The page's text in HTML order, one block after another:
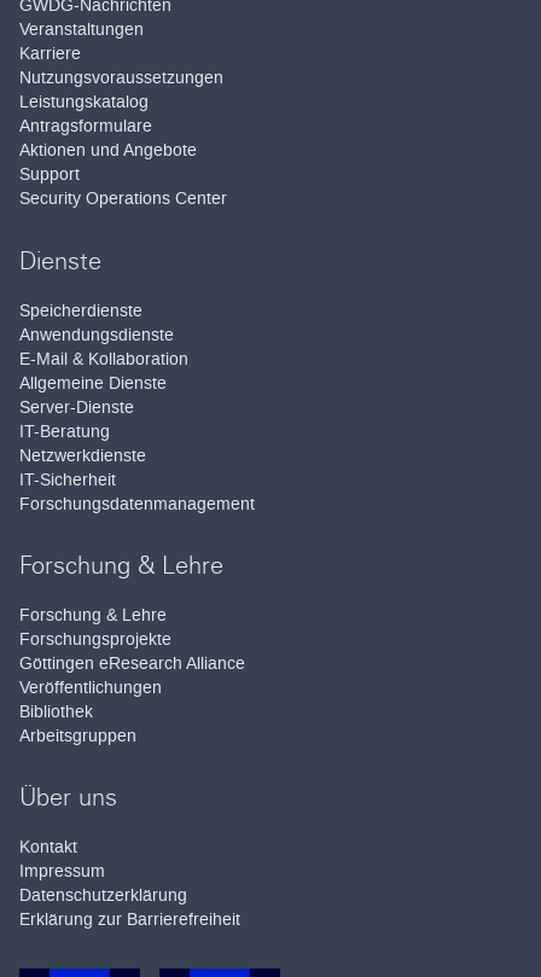
GWDG-Nachrichten
Veranstaltungen
Karriere
Nutzungsvoraussetzungen
Leistungskatalog
Antragsformulare
Aktionen und Angebote
Support
Security Operations Center
Dienste
Speicherdienste
Anwendungsdienste
E-Mail & Kollaboration
Allgemeine Dienste
Server-Dienste
IT-Beratung
Netzwerkdienste
IT-Sicherheit
Forschungsdatenmanagement
Forschung & Lehre
Forschung & Lehre
Forschungsprojekte
Göttingen eResearch Alliance
Veröffentlichungen
Bibliothek
Arbeitsgruppen
Über uns
Kontakt
Impressum
Datenschutzerklärung
Erklärung zur Barrierefreiheit